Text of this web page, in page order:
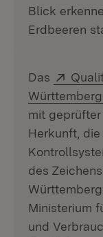
Blick
Erdbeeren
Das
mit
Herkunft,
des
Ministerium
und